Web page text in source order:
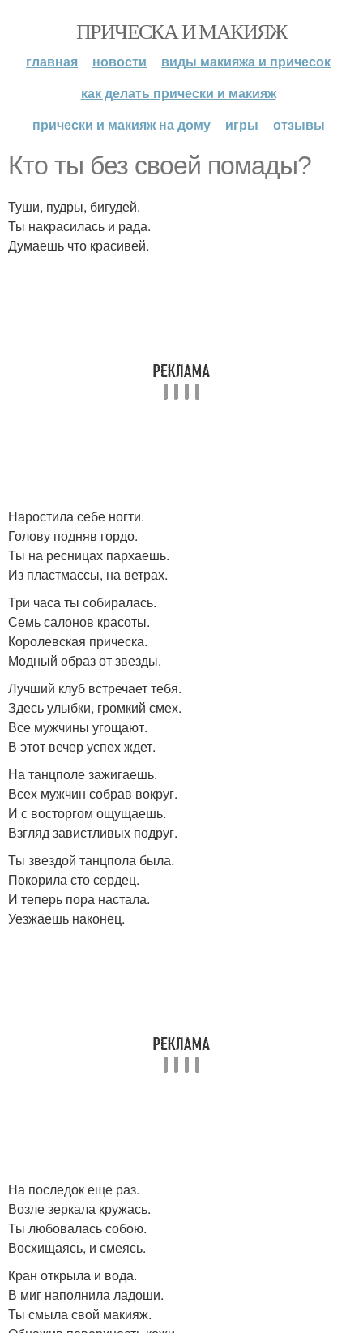
ПРИЧЕСКА И МАКИЯЖ
главная новости
виды макияжа и причесок
как делать прически и макияж
прически и макияж на дому
игры отзывы
Кто ты без своей помады?
Туши, пудры, бигудей.
Ты накрасилась и рада.
Думаешь что красивей.
Наростила себе ногти.
Голову подняв гордо.
Ты на ресницах пархаешь.
Из пластмассы, на ветрах.
Три часа ты собиралась.
Семь салонов красоты.
Королевская прическа.
Модный образ от звезды.
Лучший клуб встречает тебя.
Здесь улыбки, громкий смех.
Все мужчины угощают.
В этот вечер успех ждет.
На танцполе зажигаешь.
Всех мужчин собрав вокруг.
И с восторгом ощущаешь.
Взгляд завистливых подруг.
Ты звездой танцпола была.
Покорила сто сердец.
И теперь пора настала.
Уезжаешь наконец.
На последок еще раз.
Возле зеркала кружась.
Ты любовалась собою.
Восхищаясь, и смеясь.
Кран открыла и вода.
В миг наполнила ладоши.
Ты смыла свой макияж.